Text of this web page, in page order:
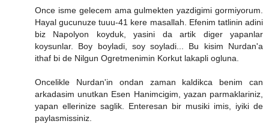
Once isme gelecem ama gulmekten yazdigimi gormiyorum.
Hayal gucunuze tuuu-41 kere masallah. Efenim tatlinin adini
biz Napolyon koyduk, yasini da artik diger yapanlar
koysunlar. Boy boyladi, soy soyladi... Bu kisim Nurdan'a
ithaf bi de Nilgun Ogretmenimin Korkut lakapli ogluna.
Oncelikle Nurdan'in ondan zaman kaldikca benim can
arkadasim unutkan Esen Hanimcigim, yazan parmaklariniz,
yapan ellerinize saglik. Enteresan bir musiki imis, iyiki de
paylasmissiniz.